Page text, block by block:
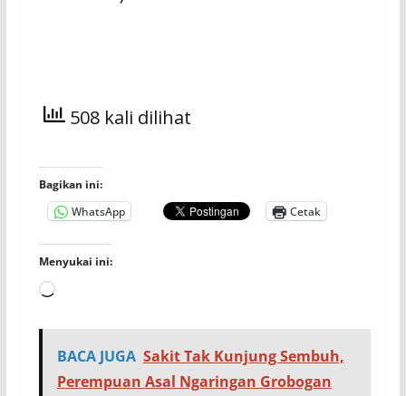
508 kali dilihat
Bagikan ini:
WhatsApp
Cetak
Menyukai ini:
Memuat...
BACA JUGA Sakit Tak Kunjung Sembuh,
Perempuan Asal Ngaringan Grobogan